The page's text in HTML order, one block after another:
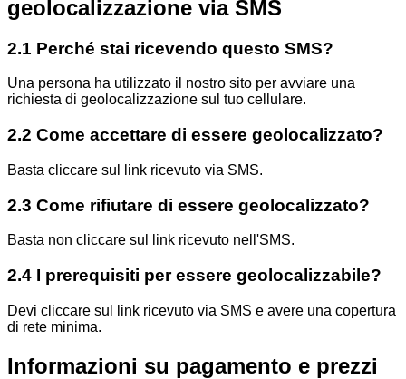
geolocalizzazione via SMS
2.1 Perché stai ricevendo questo SMS?
Una persona ha utilizzato il nostro sito per avviare una
richiesta di geolocalizzazione sul tuo cellulare.
2.2 Come accettare di essere geolocalizzato?
Basta cliccare sul link ricevuto via SMS.
2.3 Come rifiutare di essere geolocalizzato?
Basta non cliccare sul link ricevuto nell'SMS.
2.4 I prerequisiti per essere geolocalizzabile?
Devi cliccare sul link ricevuto via SMS e avere una copertura
di rete minima.
Informazioni su pagamento e prezzi